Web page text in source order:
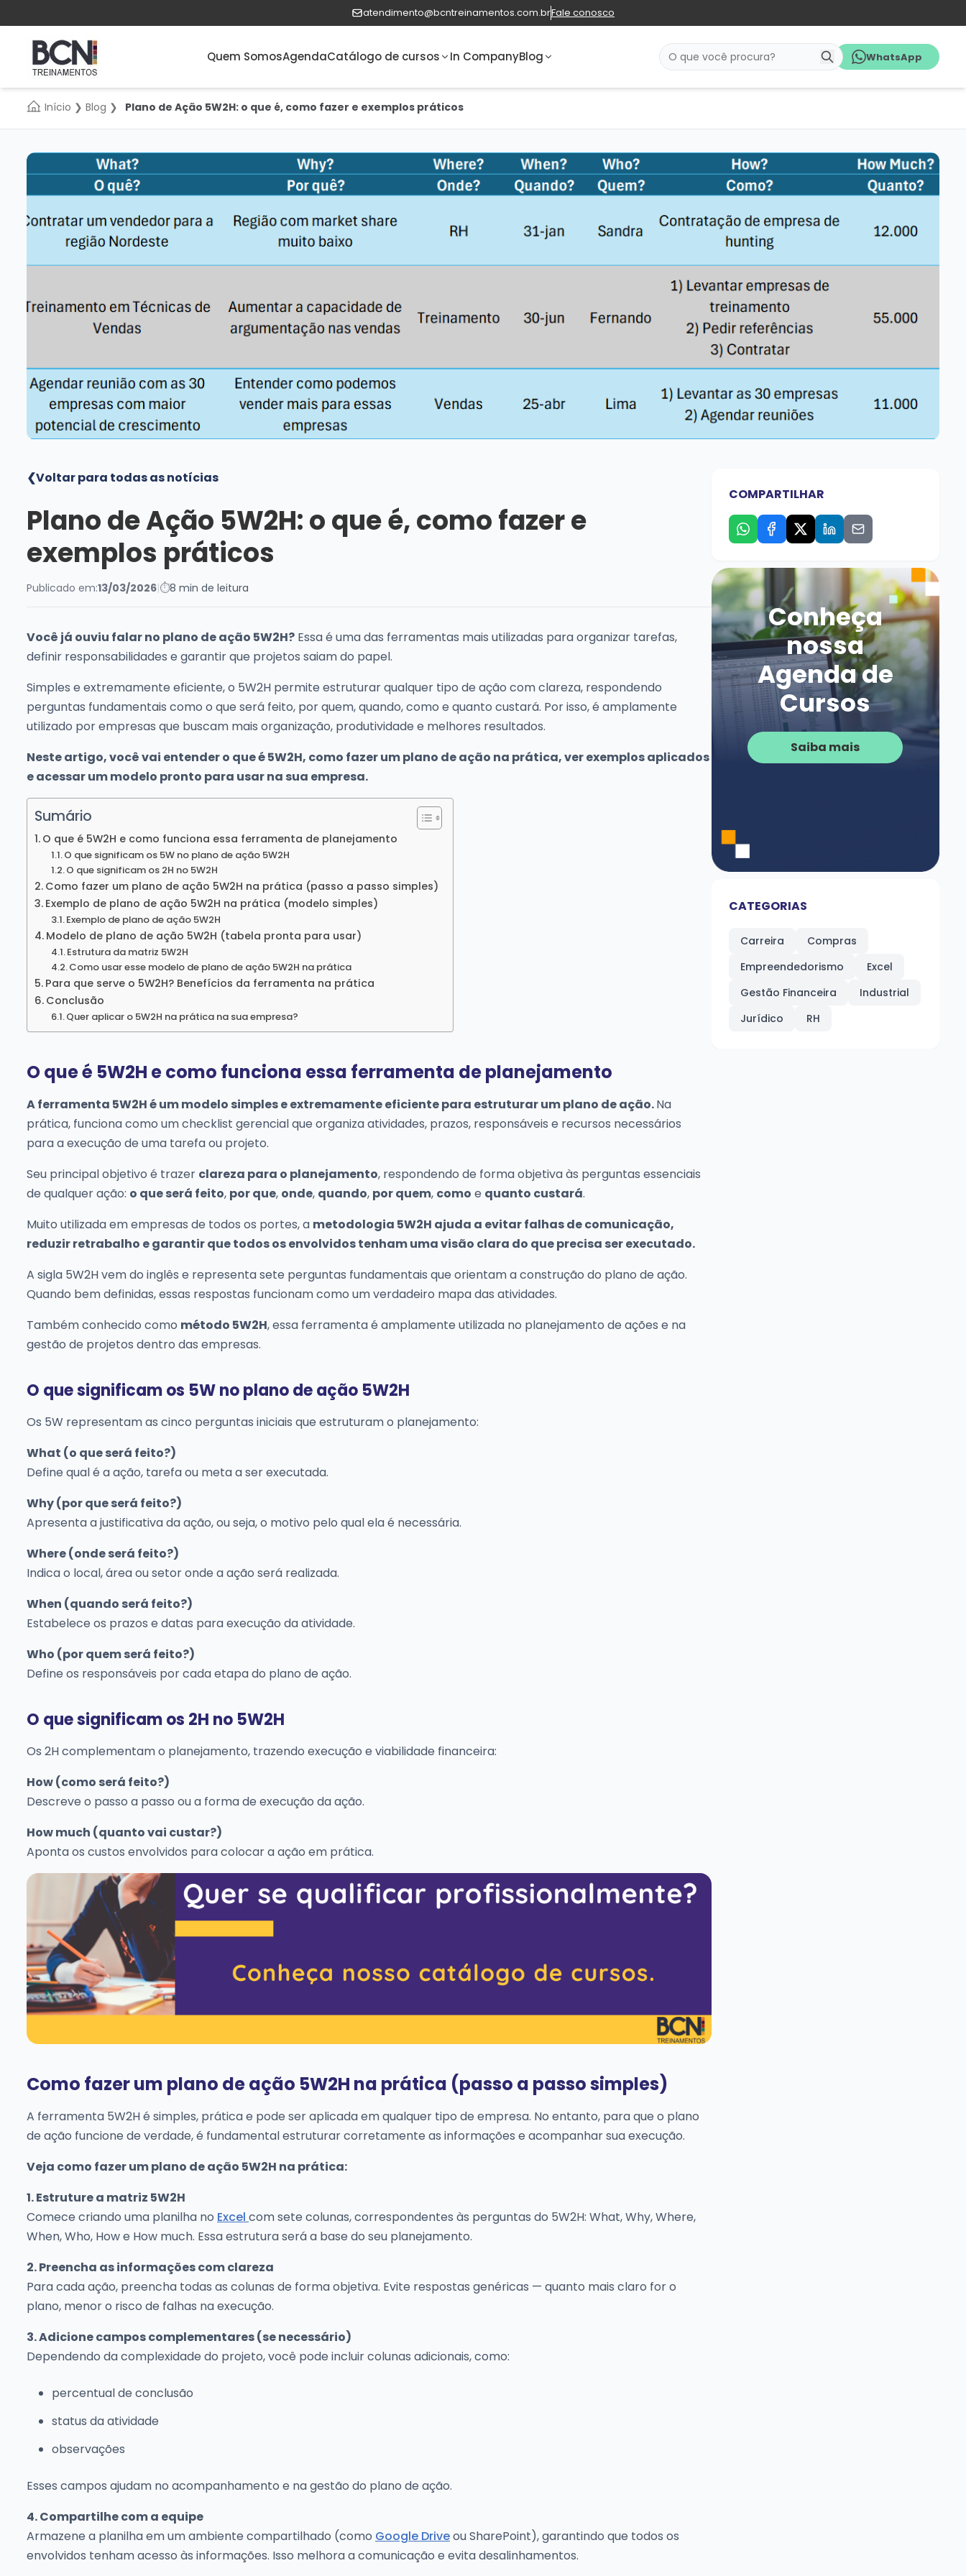
atendimento@bcntreinamentos.com.brFale conosco
Quem SomosAgendaCatálogo de cursos In CompanyBlog Pesquisar WhatsApp
Início ❯ Blog ❯ Plano de Ação 5W2H: o que é, como fazer e exemplos práticos
❮Voltar para todas as notícias
Plano de Ação 5W2H: o que é, como fazer e
exemplos práticos
Publicado em:13/03/2026|⏱8 min de leitura
Você já ouviu falar no plano de ação 5W2H? Essa é uma das ferramentas mais utilizadas para organizar tarefas,
definir responsabilidades e garantir que projetos saiam do papel.
Simples e extremamente eficiente, o 5W2H permite estruturar qualquer tipo de ação com clareza, respondendo
perguntas fundamentais como o que será feito, por quem, quando, como e quanto custará. Por isso, é amplamente
utilizado por empresas que buscam mais organização, produtividade e melhores resultados.
Neste artigo, você vai entender o que é 5W2H, como fazer um plano de ação na prática, ver exemplos aplicados
e acessar um modelo pronto para usar na sua empresa.
Sumário
O que é 5W2H e como funciona essa ferramenta de planejamento
O que significam os 5W no plano de ação 5W2H
O que significam os 2H no 5W2H
Como fazer um plano de ação 5W2H na prática (passo a passo simples)
Exemplo de plano de ação 5W2H na prática (modelo simples)
Exemplo de plano de ação 5W2H
Modelo de plano de ação 5W2H (tabela pronta para usar)
Estrutura da matriz 5W2H
Como usar esse modelo de plano de ação 5W2H na prática
Para que serve o 5W2H? Benefícios da ferramenta na prática
Conclusão
Quer aplicar o 5W2H na prática na sua empresa?
O que é 5W2H e como funciona essa ferramenta de planejamento
A ferramenta 5W2H é um modelo simples e extremamente eficiente para estruturar um plano de ação.Na
prática, funciona como um checklist gerencial que organiza atividades, prazos, responsáveis e recursos necessários
para a execução de uma tarefa ou projeto.
Seu principal objetivo é trazer clareza para o planejamento, respondendo de forma objetiva às perguntas essenciais
de qualquer ação: o que será feito, por que, onde, quando, por quem, como e quanto custará.
Muito utilizada em empresas de todos os portes, a metodologia 5W2H ajuda a evitar falhas de comunicação,
reduzir retrabalho e garantir que todos os envolvidos tenham uma visão clara do que precisa ser executado.
A sigla 5W2H vem do inglês e representa sete perguntas fundamentais que orientam a construção do plano de ação.
Quando bem definidas, essas respostas funcionam como um verdadeiro mapa das atividades.
Também conhecido como método 5W2H, essa ferramenta é amplamente utilizada no planejamento de ações e na
gestão de projetos dentro das empresas.
O que significam os 5W no plano de ação 5W2H
Os 5W representam as cinco perguntas iniciais que estruturam o planejamento:
What (o que será feito?)
Define qual é a ação, tarefa ou meta a ser executada.
Why (por que será feito?)
Apresenta a justificativa da ação, ou seja, o motivo pelo qual ela é necessária.
Where (onde será feito?)
Indica o local, área ou setor onde a ação será realizada.
When (quando será feito?)
Estabelece os prazos e datas para execução da atividade.
Who (por quem será feito?)
Define os responsáveis por cada etapa do plano de ação.
O que significam os 2H no 5W2H
Os 2H complementam o planejamento, trazendo execução e viabilidade financeira:
How (como será feito?)
Descreve o passo a passo ou a forma de execução da ação.
How much (quanto vai custar?)
Aponta os custos envolvidos para colocar a ação em prática.
Como fazer um plano de ação 5W2H na prática (passo a passo simples)
A ferramenta 5W2H é simples, prática e pode ser aplicada em qualquer tipo de empresa. No entanto, para que o plano
de ação funcione de verdade, é fundamental estruturar corretamente as informações e acompanhar sua execução.
Veja como fazer um plano de ação 5W2H na prática:
1. Estruture a matriz 5W2H
Comece criando uma planilha no Excel com sete colunas, correspondentes às perguntas do 5W2H: What, Why, Where,
When, Who, How e How much. Essa estrutura será a base do seu planejamento.
2. Preencha as informações com clareza
Para cada ação, preencha todas as colunas de forma objetiva. Evite respostas genéricas — quanto mais claro for o
plano, menor o risco de falhas na execução.
3. Adicione campos complementares (se necessário)
Dependendo da complexidade do projeto, você pode incluir colunas adicionais, como:
percentual de conclusão
status da atividade
observações
Esses campos ajudam no acompanhamento e na gestão do plano de ação.
4. Compartilhe com a equipe
Armazene a planilha em um ambiente compartilhado (como Google Driveou SharePoint), garantindo que todos os
envolvidos tenham acesso às informações. Isso melhora a comunicação e evita desalinhamentos.
COMPARTILHAR
Conheça
nossa
Agenda de
Cursos
Saiba mais
CATEGORIAS
Carreira
Compras
Empreendedorismo
Excel
Gestão Financeira
Industrial
Jurídico
RH